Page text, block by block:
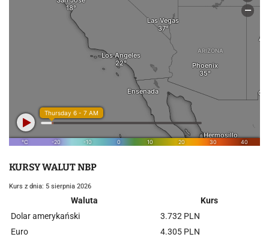
KURSY WALUT NBP
Kurs z dnia: 5 sierpnia 2026
Waluta
Kurs
Dolar amerykański
3.732 PLN
Euro
4.305 PLN